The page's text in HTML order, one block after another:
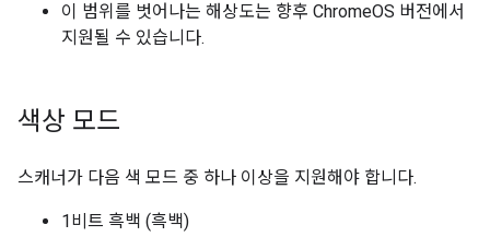
이 범위를 벗어나는 해상도는 향후 ChromeOS 버전에서
지원될 수 있습니다.
색상 모드
스캐너가 다음 색 모드 중 하나 이상을 지원해야 합니다.
1비트 흑백 (흑백)